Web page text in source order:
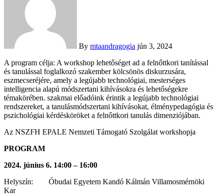
By mtaandragogia jún 3, 2024
A program célja: A workshop lehetőséget ad a felnőttkori tanítással
és tanulással foglalkozó szakember kölcsönös diskurzusára,
eszmecseréjére, amely a legújabb technológiai, mesterséges
intelligencia alapú módszertani kihívásokra és lehetőségekre
témakörében. szakmai előadóink érintik a legújabb technológiai
rendszereket, a tanulásmódszertani kihívásokat, élménypedagógia és
pszichológiai kérdésköröket a felnőttkori tanulás dimenziójában.
Az NSZFH EPALE Nemzeti Támogató Szolgálat workshopja
PROGRAM
2024. június 6. 14:00 – 16:00
Helyszín: Óbudai Egyetem Kandó Kálmán Villamosmérnöki
Kar